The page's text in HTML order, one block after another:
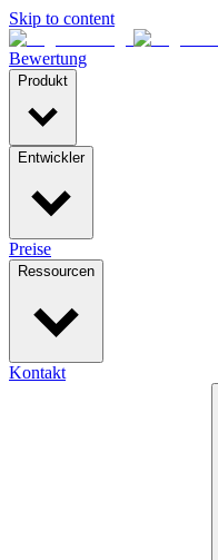
Skip to content
Bewertung
Produkt
Entwickler
Preise
Ressourcen
Kontakt